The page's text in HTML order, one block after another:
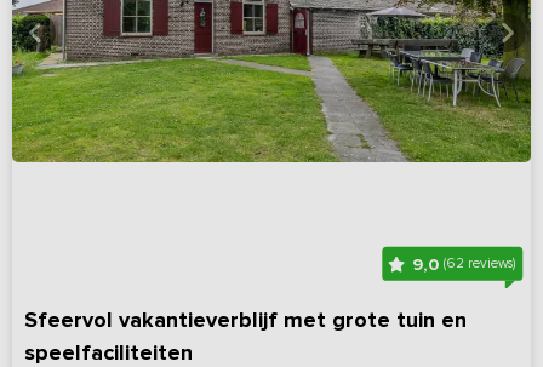
9,0 (62 reviews)
Sfeervol vakantieverblijf met grote tuin en
speelfaciliteiten